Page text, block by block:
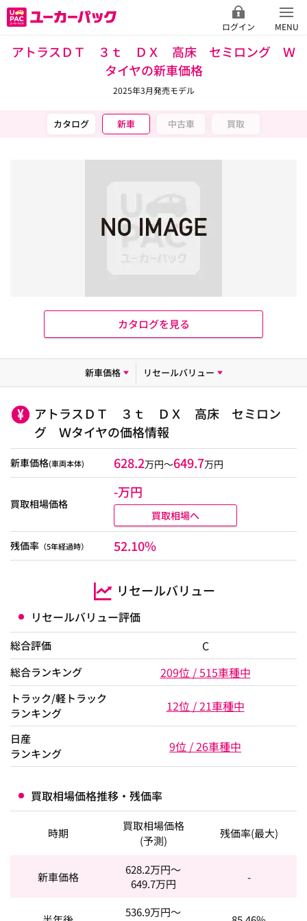
ログイン MENU
アトラスＤＴ ３ｔ ＤＸ 高床 セミロング Ｗ
タイヤの新車価格
2025年3月発売モデル
カタログ 新車 中古車 買取
カタログを見る
新車価格 リセールバリュー
アトラスＤＴ ３ｔ ＤＸ 高床 セミロン
グ Ｗタイヤの価格情報
新車価格(車両本体) 628.2万円～649.7万円
買取相場価格
-万円
買取相場へ
残価率 （5年経過時） 52.10%
リセールバリュー
リセールバリュー評価
総合評価 C
総合ランキング 209位 / 515車種中
トラック/軽トラック
ランキング
12位 / 21車種中
日産
ランキング
9位 / 26車種中
買取相場価格推移・残価率
時期
買取相場価格
(予測)
残価率(最大)
新車価格 628.2万円～
649.7万円 -
536.9万円～